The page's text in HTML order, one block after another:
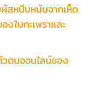
สหนึบหนับจากเห็ด
ใบกะเพราและ
ตนออนไลน์ของ